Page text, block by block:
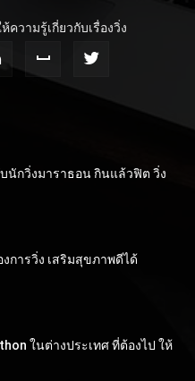
ความรู้เกี่ยวกับเรื่องวิ่ง
นักวิ่งมาราธอน กินแล้วฟิต วิ่ง
การวิ่ง เสริมสุขภาพดีได้
ในต่างประเทศ ที่ต้องไป ให้